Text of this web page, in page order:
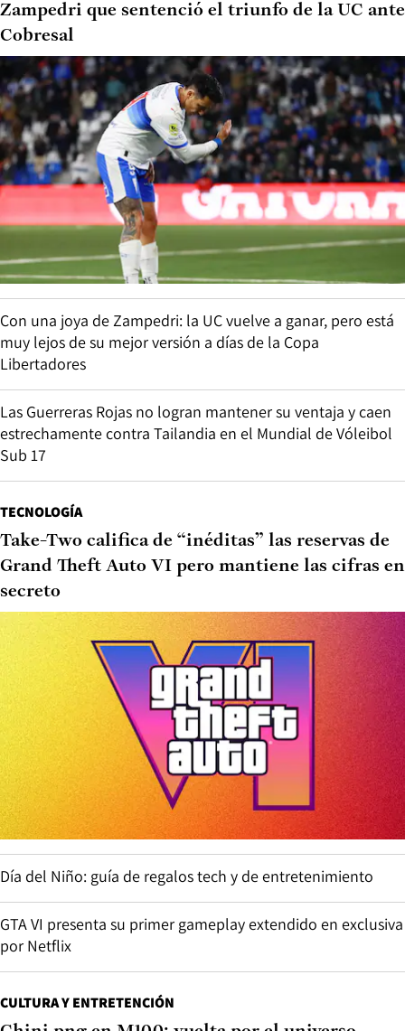
Zampedri que sentenció el triunfo de la UC ante
Cobresal
Con una joya de Zampedri: la UC vuelve a ganar, pero está
muy lejos de su mejor versión a días de la Copa
Libertadores
Las Guerreras Rojas no logran mantener su ventaja y caen
estrechamente contra Tailandia en el Mundial de Vóleibol
Sub 17
TECNOLOGÍA
Take-Two califica de “inéditas” las reservas de
Grand Theft Auto VI pero mantiene las cifras en
secreto
Día del Niño: guía de regalos tech y de entretenimiento
GTA VI presenta su primer gameplay extendido en exclusiva
por Netflix
CULTURA Y ENTRETENCIÓN